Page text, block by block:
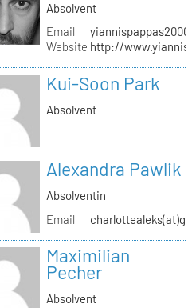
Absolvent
Email
Website http://
Kui-Soon Park
Absolvent
Alexandra Pawlik
Absolventin
Email
Maximilian
Pecher
Absolvent